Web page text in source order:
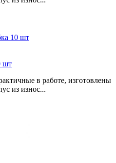
шт
в работе, изготовлены
из износ...